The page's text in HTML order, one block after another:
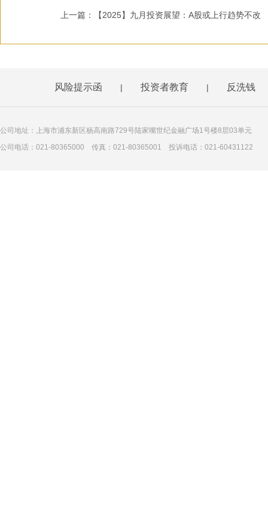
上一篇：【2025】九月投资展望：A股或上行趋势不改
风险提示函 | 投资者教育 | 反洗钱
公司地址：上海市浦东新区杨高南路729号陆家嘴世纪金融广场1号楼8层03单元
公司电话：021-80365000 传真：021-80365001 投诉电话：021-60431122